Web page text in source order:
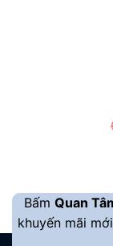
Bấm Quan
khuyến mãi